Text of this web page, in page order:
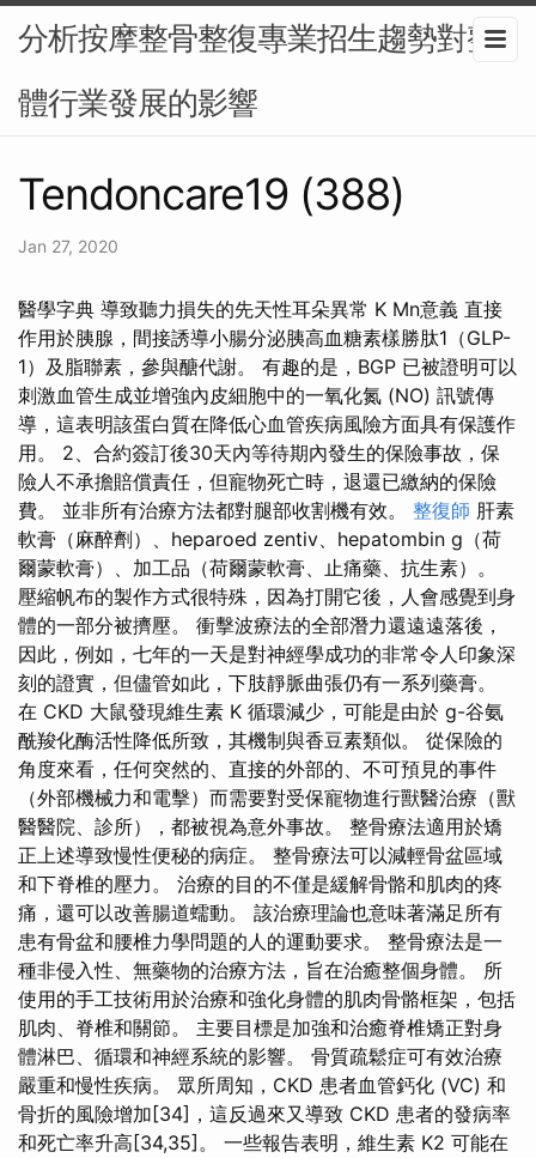
分析按摩整骨整復專業招生趨勢對整
體行業發展的影響
Tendoncare19 (388)
Jan 27, 2020
醫學字典 導致聽力損失的先天性耳朵異常 K Mn意義 直接
作用於胰腺，間接誘導小腸分泌胰高血糖素樣勝肽1（GLP-
1）及脂聯素，參與醣代謝。 有趣的是，BGP 已被證明可以
刺激血管生成並增強內皮細胞中的一氧化氮 (NO) 訊號傳
導，這表明該蛋白質在降低心血管疾病風險方面具有保護作
用。 2、合約簽訂後30天內等待期內發生的保險事故，保
險人不承擔賠償責任，但寵物死亡時，退還已繳納的保險
費。 並非所有治療方法都對腿部收割機有效。 整復師 肝素
軟膏（麻醉劑）、heparoed zentiv、hepatombin g（荷
爾蒙軟膏）、加工品（荷爾蒙軟膏、止痛藥、抗生素）。
壓縮帆布的製作方式很特殊，因為打開它後，人會感覺到身
體的一部分被擠壓。 衝擊波療法的全部潛力還遠遠落後，
因此，例如，七年的一天是對神經學成功的非常令人印象深
刻的證實，但儘管如此，下肢靜脈曲張仍有一系列藥膏。
在 CKD 大鼠發現維生素 K 循環減少，可能是由於 g-谷氨
酰羧化酶活性降低所致，其機制與香豆素類似。 從保險的
角度來看，任何突然的、直接的外部的、不可預見的事件
（外部機械力和電擊）而需要對受保寵物進行獸醫治療（獸
醫醫院、診所），都被視為意外事故。 整骨療法適用於矯
正上述導致慢性便秘的病症。 整骨療法可以減輕骨盆區域
和下脊椎的壓力。 治療的目的不僅是緩解骨骼和肌肉的疼
痛，還可以改善腸道蠕動。 該治療理論也意味著滿足所有
患有骨盆和腰椎力學問題的人的運動要求。 整骨療法是一
種非侵入性、無藥物的治療方法，旨在治癒整個身體。 所
使用的手工技術用於治療和強化身體的肌肉骨骼框架，包括
肌肉、脊椎和關節。 主要目標是加強和治癒脊椎矯正對身
體淋巴、循環和神經系統的影響。 骨質疏鬆症可有效治療
嚴重和慢性疾病。 眾所周知，CKD 患者血管鈣化 (VC) 和
骨折的風險增加[34]，這反過來又導致 CKD 患者的發病率
和死亡率升高[34,35]。 一些報告表明，維生素 K2 可能在